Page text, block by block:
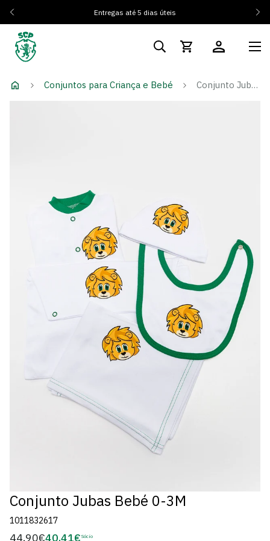
Entregas até 5 dias úteis
Conjuntos para Criança e Bebé Conjunto Jubas Bebé 0-3M
Conjunto Jubas Bebé 0-3M
1011832617
Preço
44,90€40,41€ Sócio